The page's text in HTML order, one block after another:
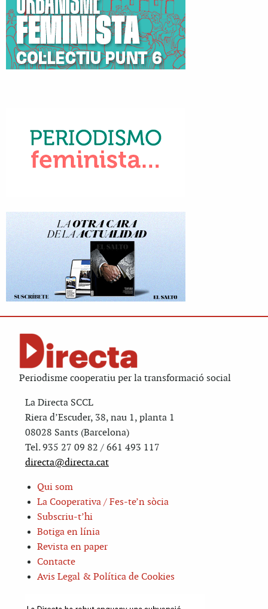
Periodisme cooperatiu per la transformació social
La Directa SCCL
Riera d’Escuder, 38, nau 1, planta 1
08028 Sants (Barcelona)
Tel. 935 27 09 82 / 661 493 117
directa@directa.cat
Qui som
La Cooperativa / Fes-te’n sòcia
Subscriu-t’hi
Botiga en línia
Revista en paper
Contacte
Avis Legal & Política de Cookies